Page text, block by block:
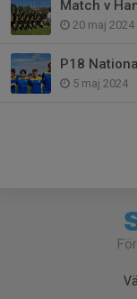
Match v
20 maj 2024
P18
5 maj 2024
För